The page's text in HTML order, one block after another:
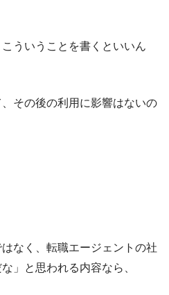
ういうことを書くといいん
その後の利用に影響はないの
なく、転職エージェントの社
な」と思われる内容なら、